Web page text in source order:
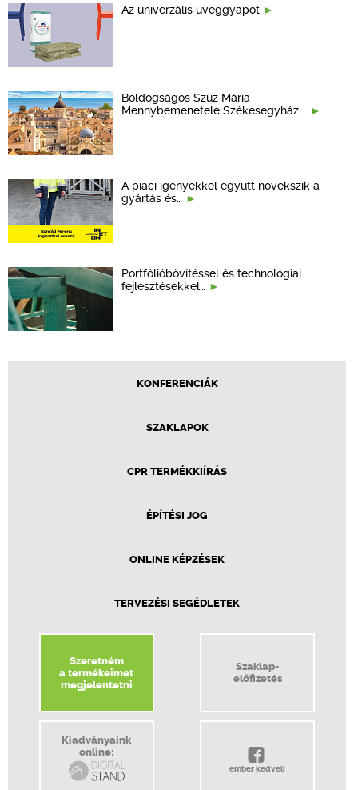
Az univerzális üveggyapot
Boldogságos Szűz Mária
Mennybemenetele Székesegyház,…
A piaci igényekkel együtt növekszik a
gyártás és…
Portfólióbővítéssel és technológiai
fejlesztésekkel…
KONFERENCIÁK
SZAKLAPOK
CPR TERMÉKKIÍRÁS
ÉPÍTÉSI JOG
ONLINE KÉPZÉSEK
TERVEZÉSI SEGÉDLETEK
Szeretném
a termékeimet
megjelentetni
Szaklap-
előfizetés
Kiadványaink
online:
ember kedveli